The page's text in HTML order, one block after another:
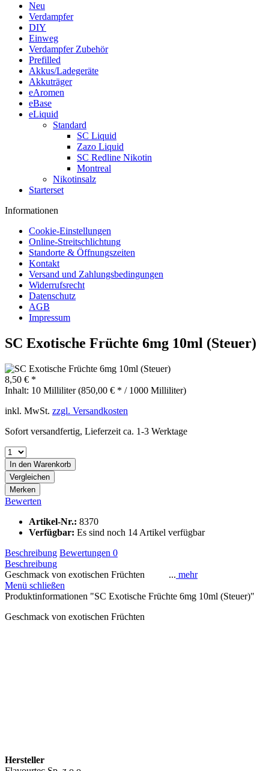
Neu
Verdampfer
DIY
Einweg
Verdampfer Zubehör
Prefilled
Akkus/Ladegeräte
Akkuträger
eAromen
eBase
eLiquid
Standard
SC Liquid
Zazo Liquid
SC Redline Nikotin
Montreal
Nikotinsalz
Starterset
Informationen
Cookie-Einstellungen
Online-Streitschlichtung
Standorte & Öffnungszeiten
Kontakt
Versand und Zahlungsbedingungen
Widerrufsrecht
Datenschutz
AGB
Impressum
SC Exotische Früchte 6mg 10ml (Steuer)
8,50 € *
Inhalt: 10 Milliliter (850,00 € * / 1000 Milliliter)
inkl. MwSt. zzgl. Versandkosten
Sofort versandfertig, Lieferzeit ca. 1-3 Werktage
In den Warenkorb
Vergleichen
Merken
Bewerten
Artikel-Nr.: 8370
Verfügbar: Es sind noch 14 Artikel verfügbar
Beschreibung Bewertungen 0
Beschreibung
Geschmack von exotischen Früchten ... mehr
Menü schließen
Produktinformationen "SC Exotische Früchte 6mg 10ml (Steuer)"
Geschmack von exotischen Früchten
Hersteller